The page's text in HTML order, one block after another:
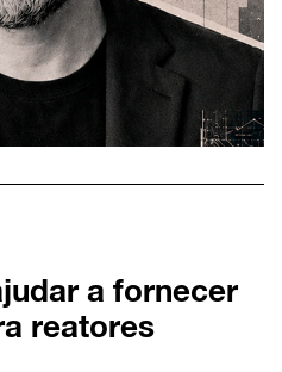
a fornecer
reatores